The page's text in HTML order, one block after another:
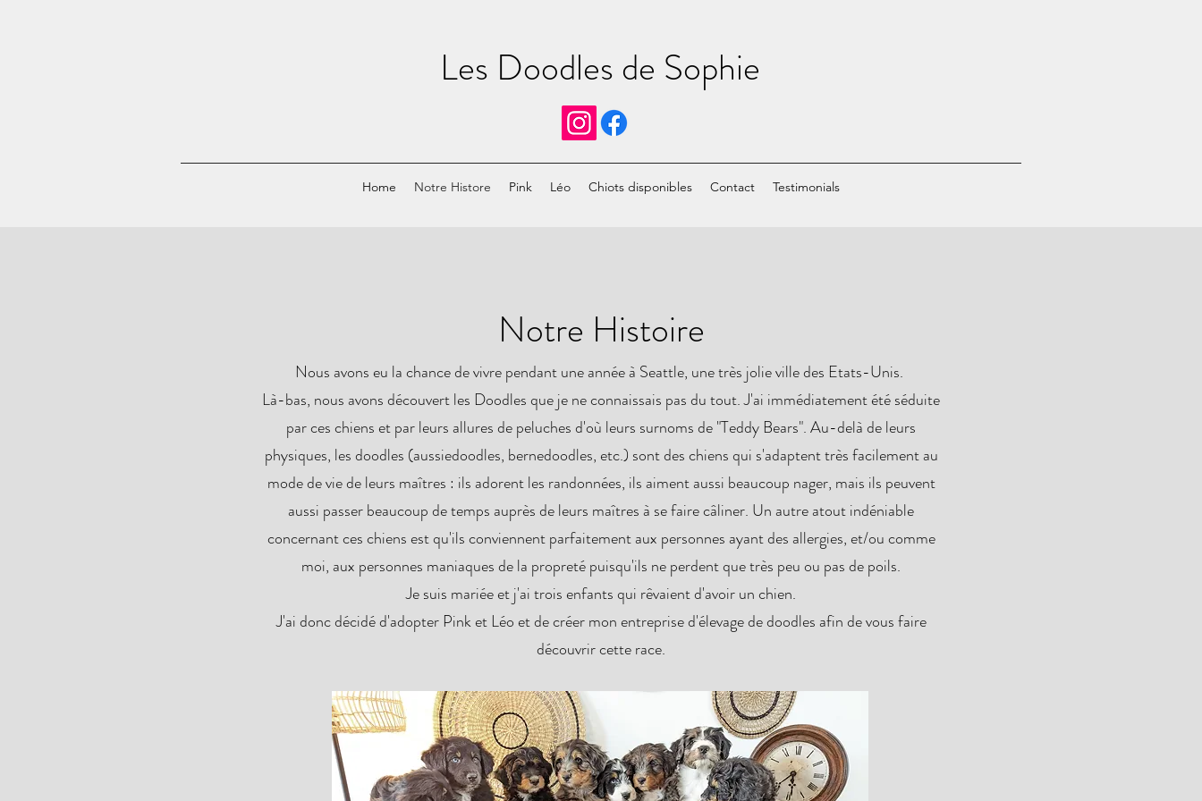
Les Doodles de Sophie
Home Notre Histore Pink Léo Chiots disponibles Contact Testimonials
Notre Histoire
Nous avons eu la chance de vivre pendant une année à Seattle, une très jolie ville des Etats-Unis.
Là-bas, nous avons découvert les Doodles que je ne connaissais pas du tout. J'ai immédiatement été séduite
par ces chiens et par leurs allures de peluches d'où leurs surnoms de "Teddy Bears". Au-delà de leurs
physiques, les doodles (aussiedoodles, bernedoodles, etc.) sont des chiens qui s'adaptent très facilement au
mode de vie de leurs maîtres : ils adorent les randonnées, ils aiment aussi beaucoup nager, mais ils peuvent
aussi passer beaucoup de temps auprès de leurs maîtres à se faire câliner. Un autre atout indéniable
concernant ces chiens est qu'ils conviennent parfaitement aux personnes ayant des allergies, et/ou comme
moi, aux personnes maniaques de la propreté puisqu'ils ne perdent que très peu ou pas de poils.
Je suis mariée et j'ai trois enfants qui rêvaient d'avoir un chien.
J'ai donc décidé d'adopter Pink et Léo et de créer mon entreprise d'élevage de doodles afin de vous faire
découvrir cette race.